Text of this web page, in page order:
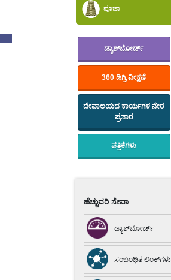
ಪೂಜಾ
ಡ್ಯಾಶ್‌ಬೋರ್ಡ್
360 ಡಿಗ್ರಿ ವೀಕ್ಷಣೆ
ದೇವಾಲಯದ ಕಾರ್ಯಗಳ ನೇರ
ಪ್ರಸಾರ
ಪತ್ರಿಕೆಗಳು
ಹೆಚ್ಚುವರಿ ಸೇವಾ
ಡ್ಯಾಶ್‌ಬೋರ್ಡ್
ಆಮಂತ್ರಣಗಳು
ಡ್ಯಾಶ್‌ಬೋರ್ಡ್
ಸಂಬಂಧಿತ ಲಿಂಕ್‌ಗಳು